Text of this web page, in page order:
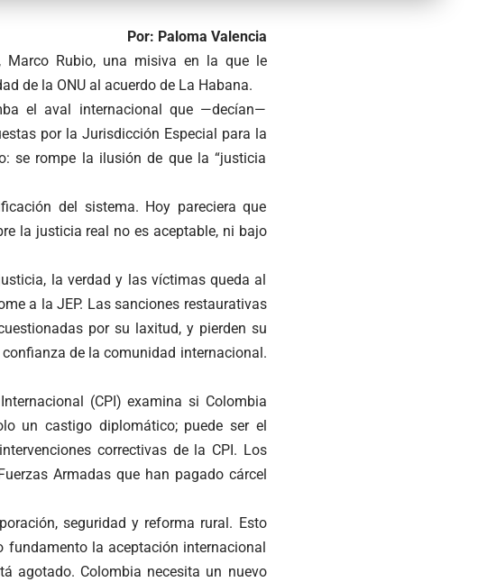
Por: Paloma Valencia
Marco Rubio, una misiva en la que le
de la ONU al acuerdo de La Habana.
el aval internacional que —decían—
por la Jurisdicción Especial para la
se rompe la ilusión de que la “justicia
del sistema. Hoy pareciera que
la justicia real no es aceptable, ni bajo
la verdad y las víctimas queda al
a la JEP. Las sanciones restaurativas
por su laxitud, y pierden su
de la comunidad internacional.
(CPI) examina si Colombia
un castigo diplomático; puede ser el
correctivas de la CPI. Los
Armadas que han pagado cárcel
seguridad y reforma rural. Esto
fundamento la aceptación internacional
agotado. Colombia necesita un nuevo